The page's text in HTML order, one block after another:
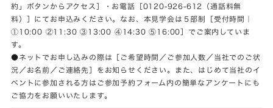
約」ボタンからアクセス］・お電話［0120-926-612（通話料無
料）］にてお申込みください。なお、本見学会は５部制［受付時間｜
①10:00 ②11:30 ③13:00 ④14:30 ⑤16:00］でご案内していま
す。
●ネットでお申し込みの際は［ご希望時間／ご参加人数／当社でのご状
況／お名前／ご連絡先］をお知らせください。また、はじめて当社のイ
ベントに参加される方はご参加予約フォーム内の簡単なアンケートにも
ご協力をお願いいたします。